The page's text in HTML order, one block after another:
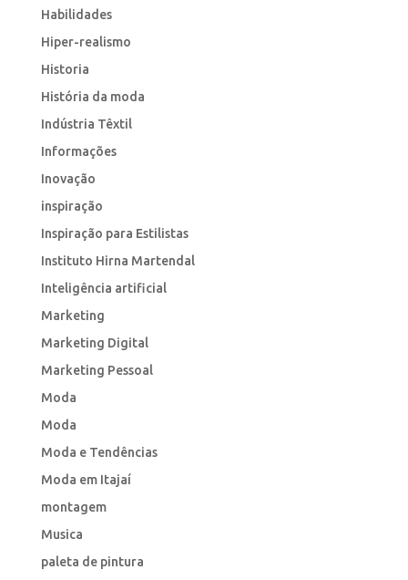
Habilidades
Hiper-realismo
Historia
História da moda
Indústria Têxtil
Informações
Inovação
inspiração
Inspiração para Estilistas
Instituto Hirna Martendal
Inteligência artificial
Marketing
Marketing Digital
Marketing Pessoal
Moda
Moda
Moda e Tendências
Moda em Itajaí
montagem
Musica
paleta de pintura